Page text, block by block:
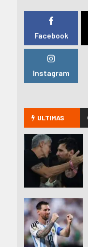
Facebook
Instagram
ULTIMAS